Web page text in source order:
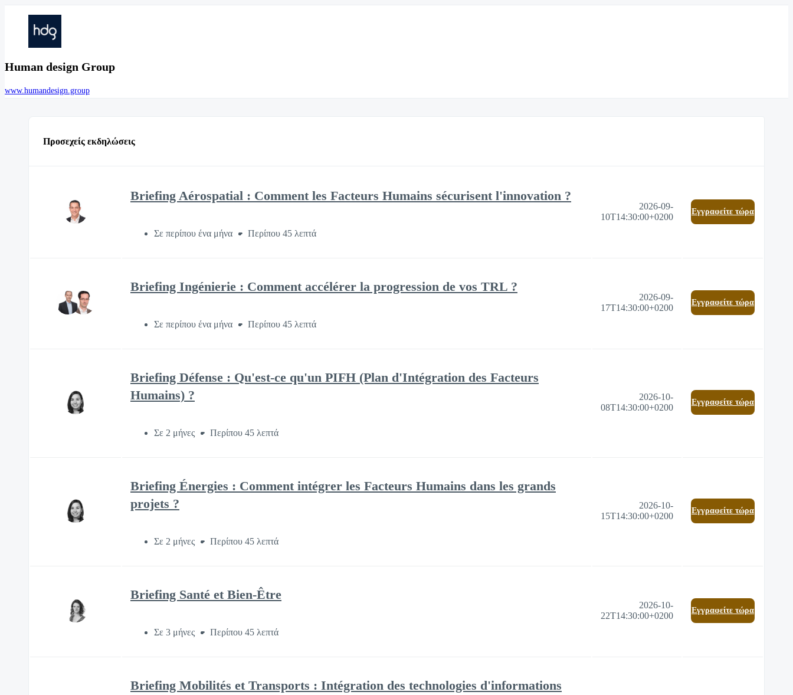
Human design Group
www.humandesign.group
Προσεχείς εκδηλώσεις
Briefing Aérospatial : Comment les Facteurs Humains sécurisent l'innovation ?
Σε περίπου ένα μήνα Περίπου 45 λεπτά
2026-09-
10T14:30:00+0200
Eγγραφείτε τώρα
Briefing Ingénierie : Comment accélérer la progression de vos TRL ?
Σε περίπου ένα μήνα Περίπου 45 λεπτά
2026-09-
17T14:30:00+0200
Eγγραφείτε τώρα
Briefing Défense : Qu'est-ce qu'un PIFH (Plan d'Intégration des Facteurs
Humains) ?
Σε 2 μήνες Περίπου 45 λεπτά
2026-10-
08T14:30:00+0200
Eγγραφείτε τώρα
Briefing Énergies : Comment intégrer les Facteurs Humains dans les grands
projets ?
Σε 2 μήνες Περίπου 45 λεπτά
2026-10-
15T14:30:00+0200
Eγγραφείτε τώρα
Briefing Santé et Bien-Être
Σε 3 μήνες Περίπου 45 λεπτά
2026-10-
22T14:30:00+0200
Eγγραφείτε τώρα
Briefing Mobilités et Transports : Intégration des technologies d'informations